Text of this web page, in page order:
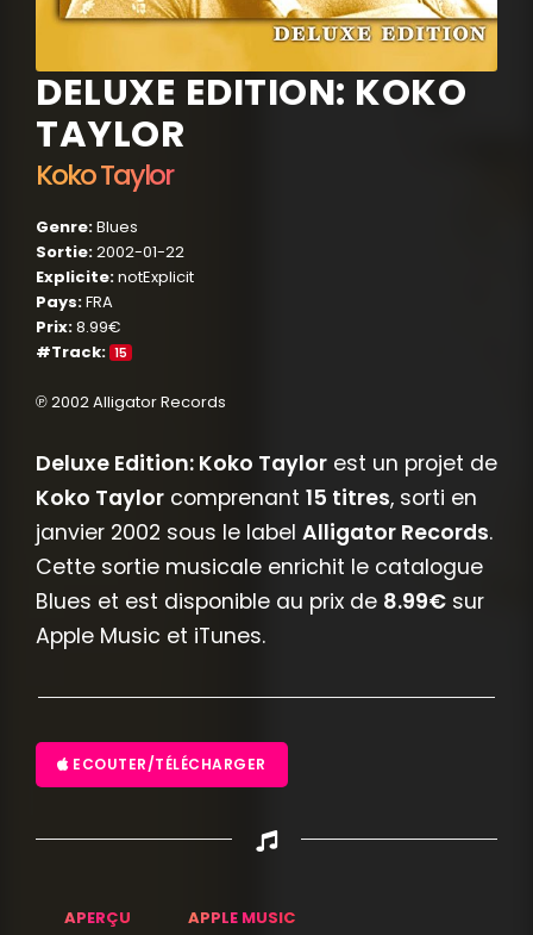
DELUXE EDITION: KOKO
TAYLOR
Koko Taylor
Genre:Blues
Sortie:2002-01-22
Explicite:notExplicit
Pays:FRA
Prix:8.99€
#Track: 15
℗ 2002 Alligator Records
Deluxe Edition: Koko Taylor est un projet de
Koko Taylor comprenant 15 titres, sorti en
janvier 2002 sous le label Alligator Records.
Cette sortie musicale enrichit le catalogue
Blues et est disponible au prix de 8.99€ sur
Apple Music et iTunes.
ECOUTER/TÉLÉCHARGER
APERÇU APPLE MUSIC